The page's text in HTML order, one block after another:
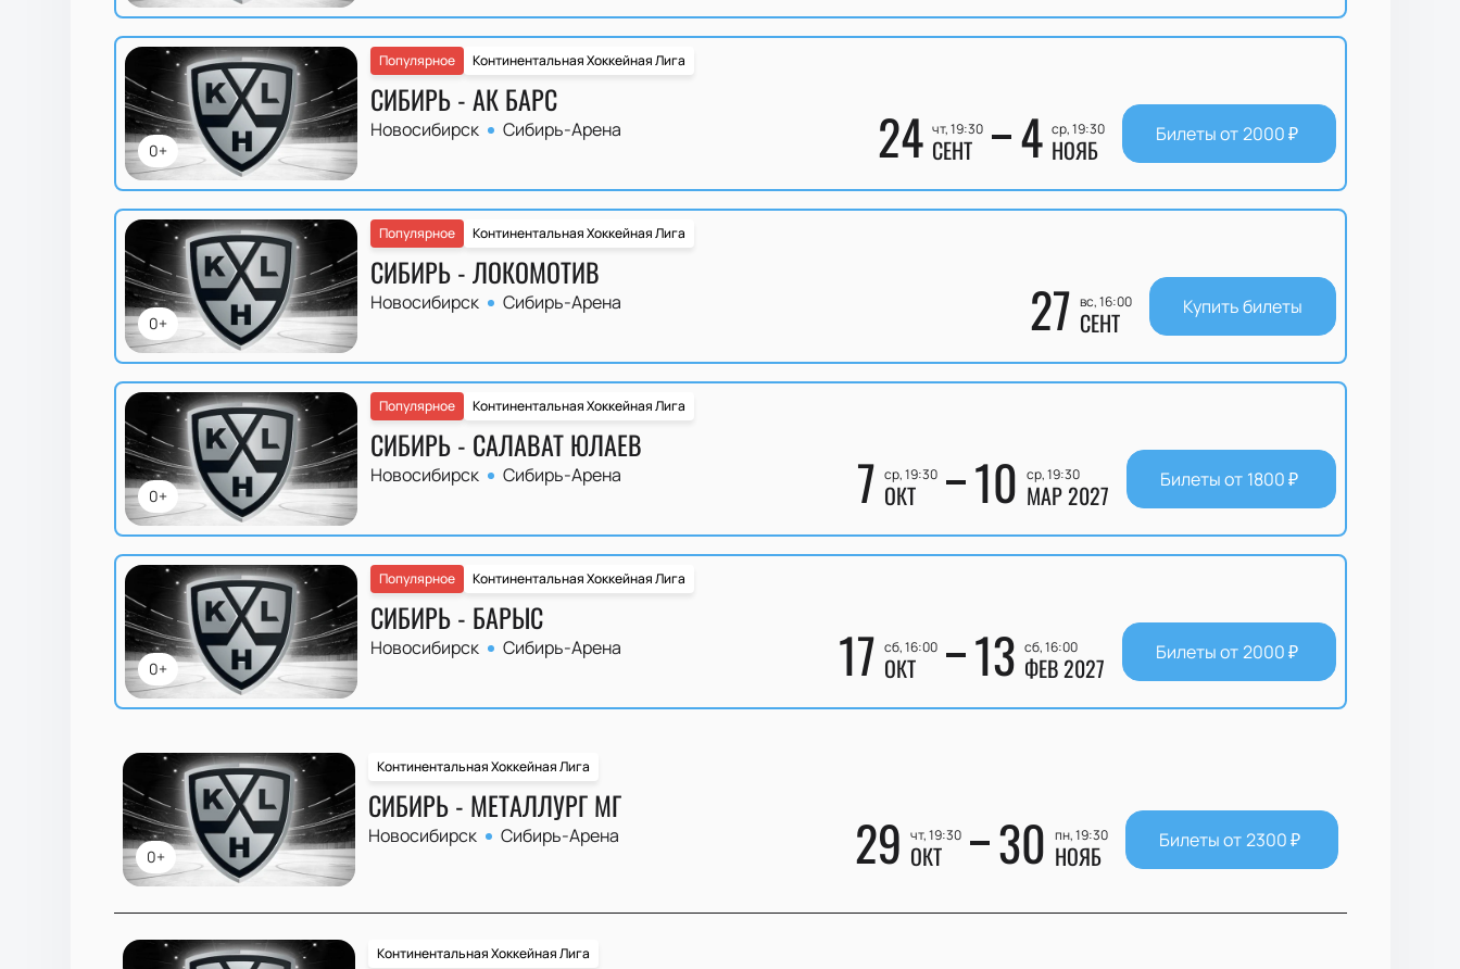
0+
Континентальная Хоккейная Лига
Популярное
СИБИРЬ - АК БАРС
Новосибирск Сибирь-Арена 24 чт, 19:30
СЕНТ 4 ср, 19:30
НОЯБ Билеты от 2000₽
0+
Континентальная Хоккейная Лига
Популярное
СИБИРЬ - ЛОКОМОТИВ
Новосибирск Сибирь-Арена 27 вс, 16:00
СЕНТ Купить билеты
0+
Континентальная Хоккейная Лига
Популярное
СИБИРЬ - САЛАВАТ ЮЛАЕВ
Новосибирск Сибирь-Арена 7 ср, 19:30
ОКТ 10 ср, 19:30
МАР 2027 Билеты от 1800₽
0+
Континентальная Хоккейная Лига
Популярное
СИБИРЬ - БАРЫС
Новосибирск Сибирь-Арена 17 сб, 16:00
ОКТ 13 сб, 16:00
ФЕВ 2027 Билеты от 2000₽
0+
Континентальная Хоккейная Лига
СИБИРЬ - МЕТАЛЛУРГ МГ
Новосибирск Сибирь-Арена 29 чт, 19:30
ОКТ 30 пн, 19:30
НОЯБ Билеты от 2300₽
Континентальная Хоккейная Лига